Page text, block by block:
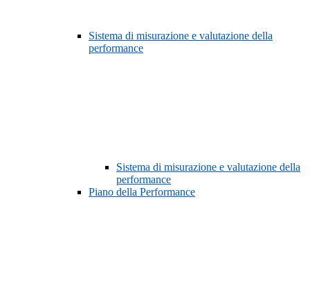
Sistema di misurazione e valutazione della
performance
Sistema di misurazione e valutazione della
performance
Piano della Performance